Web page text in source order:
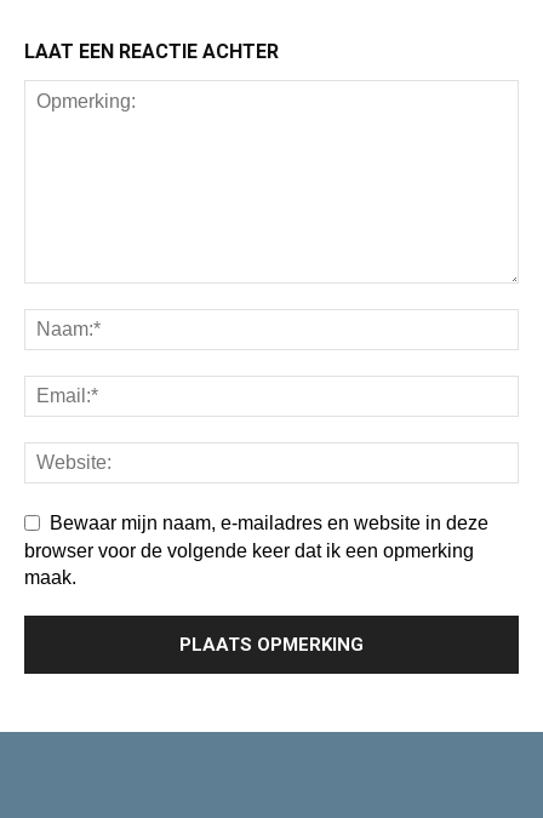
LAAT EEN REACTIE ACHTER
Bewaar mijn naam, e-mailadres en website in deze
browser voor de volgende keer dat ik een opmerking
maak.